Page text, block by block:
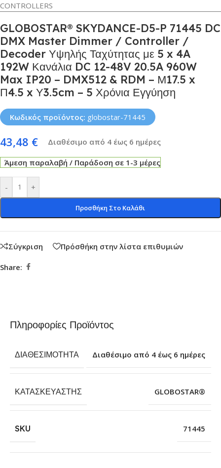
CONTROLLERS
GLOBOSTAR® SKYDANCE-D5-P 71445 DC
DMX Master Dimmer / Controller /
Decoder Υψηλής Ταχύτητας με 5 x 4A
192W Κανάλια DC 12-48V 20.5A 960W
Max IP20 – DMX512 & RDM – Μ17.5 x
Π4.5 x Υ3.5cm – 5 Χρόνια Εγγύηση
Κωδικός προϊόντος: globostar-71445
43,48 € Διαθέσιμο από 4 έως 6 ημέρες
Άμεση παραλαβή / Παράδοση σε 1-3 μέρες
- +
Προσθήκη Στο Καλάθι
Σύγκριση Πρόσθήκη στην λίστα επιθυμιών
Share:
Πληροφορίες Προϊόντος
ΔΙΑΘΕΣΙΜΌΤΗΤΑ Διαθέσιμο από 4 έως 6 ημέρες
ΚΑΤΑΣΚΕΥΑΣΤΉΣ GLOBOSTAR®
SKU 71445